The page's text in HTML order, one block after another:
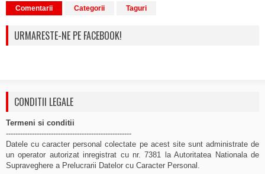
Comentarii Categorii Taguri
URMARESTE-NE PE FACEBOOK!
CONDITII LEGALE
Termeni si conditii
-----------------------------------------------------
Datele cu caracter personal colectate pe acest site sunt administrate de
un operator autorizat inregistrat cu nr. 7381 la Autoritatea Nationala de
Supraveghere a Prelucrarii Datelor cu Caracter Personal.